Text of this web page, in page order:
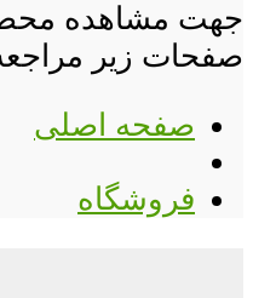
جهت مشاهده
صفحات زیر مراجعه
صفحه اصلی
فروشگاه